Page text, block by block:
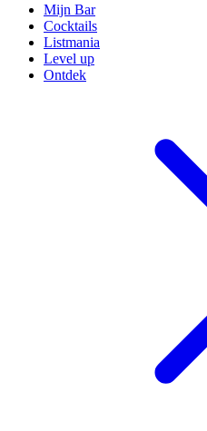
Mijn Bar
Cocktails
Listmania
Level up
Ontdek